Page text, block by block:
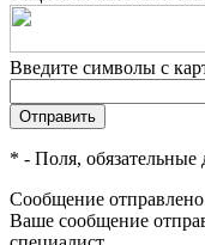
Введите символы с
* - Поля, обязательные
Сообщение отправлено
Ваше сообщение